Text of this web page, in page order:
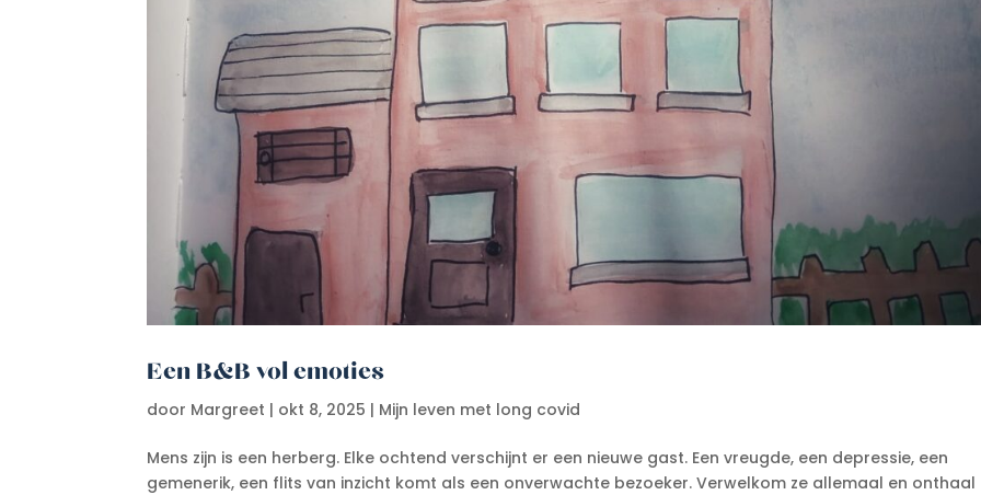
Een B&B vol emoties
door Margreet | okt 8, 2025 | Mijn leven met long covid
Mens zijn is een herberg. Elke ochtend verschijnt er een nieuwe gast. Een vreugde, een depressie, een
gemenerik, een flits van inzicht komt als een onverwachte bezoeker. Verwelkom ze allemaal en onthaal